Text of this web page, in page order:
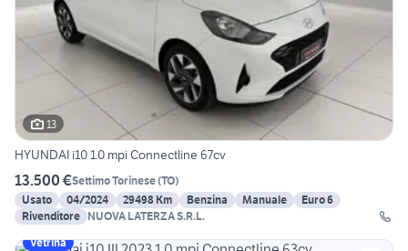
13
HYUNDAI i10 1.0 mpi Connectline 67cv
13.500 €Settimo Torinese(TO)
Usato
04/2024 29498 Km Benzina Manuale
Euro 6
Rivenditore NUOVA LATERZA S.R.L.
Vetrina